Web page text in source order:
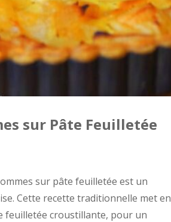
sur Pâte Feuilletée
sur pâte feuilletée est un
Cette recette traditionnelle met en
feuilletée croustillante, pour un